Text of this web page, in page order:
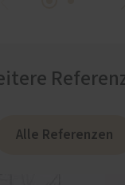
Alle Referenzen